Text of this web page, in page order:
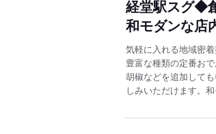
経堂駅スグ◆
和モダンな店
気軽に入れる地域密
豊富な種類の定番お
胡椒などを追加して
しみいただけます。